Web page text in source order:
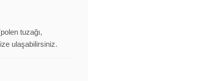
tuzağı,
ulaşabilirsiniz.